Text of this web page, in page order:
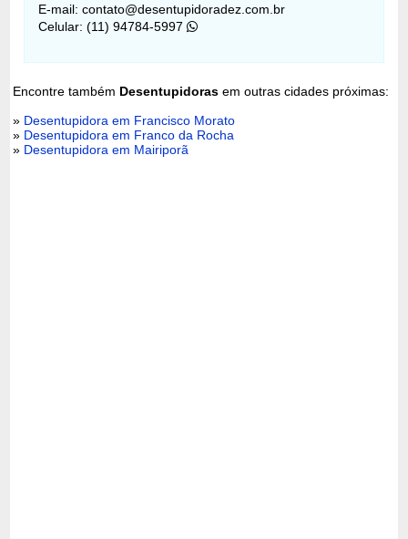
E-mail: contato@desentupidoradez.com.br
Celular: (11) 94784-5997
Encontre também Desentupidoras em outras cidades próximas:
» Desentupidora em Francisco Morato
» Desentupidora em Franco da Rocha
» Desentupidora em Mairiporã